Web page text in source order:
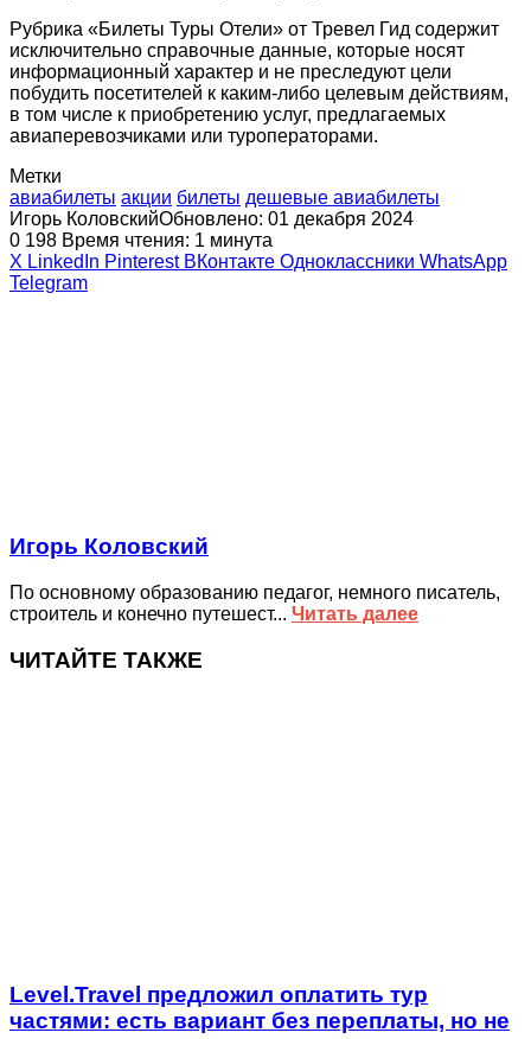
Рубрика «Билеты Туры Отели» от Тревел Гид содержит
исключительно справочные данные, которые носят
информационный характер и не преследуют цели
побудить посетителей к каким-либо целевым действиям,
в том числе к приобретению услуг, предлагаемых
авиаперевозчиками или туроператорами.
Метки
авиабилеты акции билеты дешевые авиабилеты
Игорь КоловскийОбновлено: 01 декабря 2024
0 198 Время чтения: 1 минута
X LinkedIn Pinterest ВКонтакте Одноклассники WhatsApp
Telegram
Игорь Коловский
По основному образованию педагог, немного писатель,
строитель и конечно путешест... Читать далее
ЧИТАЙТЕ ТАКЖЕ
Level.Travel предложил оплатить тур
частями: есть вариант без переплаты, но не